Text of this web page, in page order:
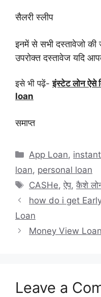
सैलरी स्लीप
इनमें से सभी दस्तावेजो
उपरोक्त दस्तावेज यदि
इसे भी पढ़ें-इंस्टेट लोन
loan
समाप्त
Categories
App Loan,
loan, personal loan
Tags
CASHe,ऐप,कैशे
how do i get
Loan
Money View
Leave a